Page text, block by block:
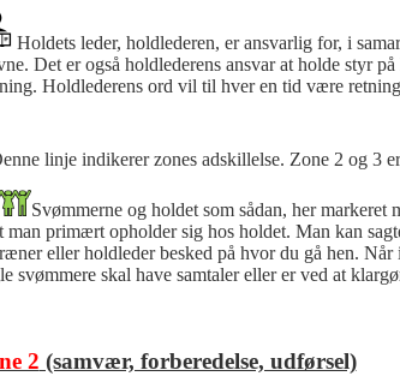
Holdets leder, holdlederen, er ansvarlig for, i
Det er også holdlederens ansvar at holde styr
Holdlederens ord vil til hver en tid være
linje indikerer zones adskillelse. Zone 2 og 3
Svømmerne og holdet som sådan, her
man primært opholder sig hos holdet. Man kan
eller holdleder besked på hvor du gå hen.
svømmere skal have samtaler eller er ved at
2 (samvær, forberedelse, udførsel)